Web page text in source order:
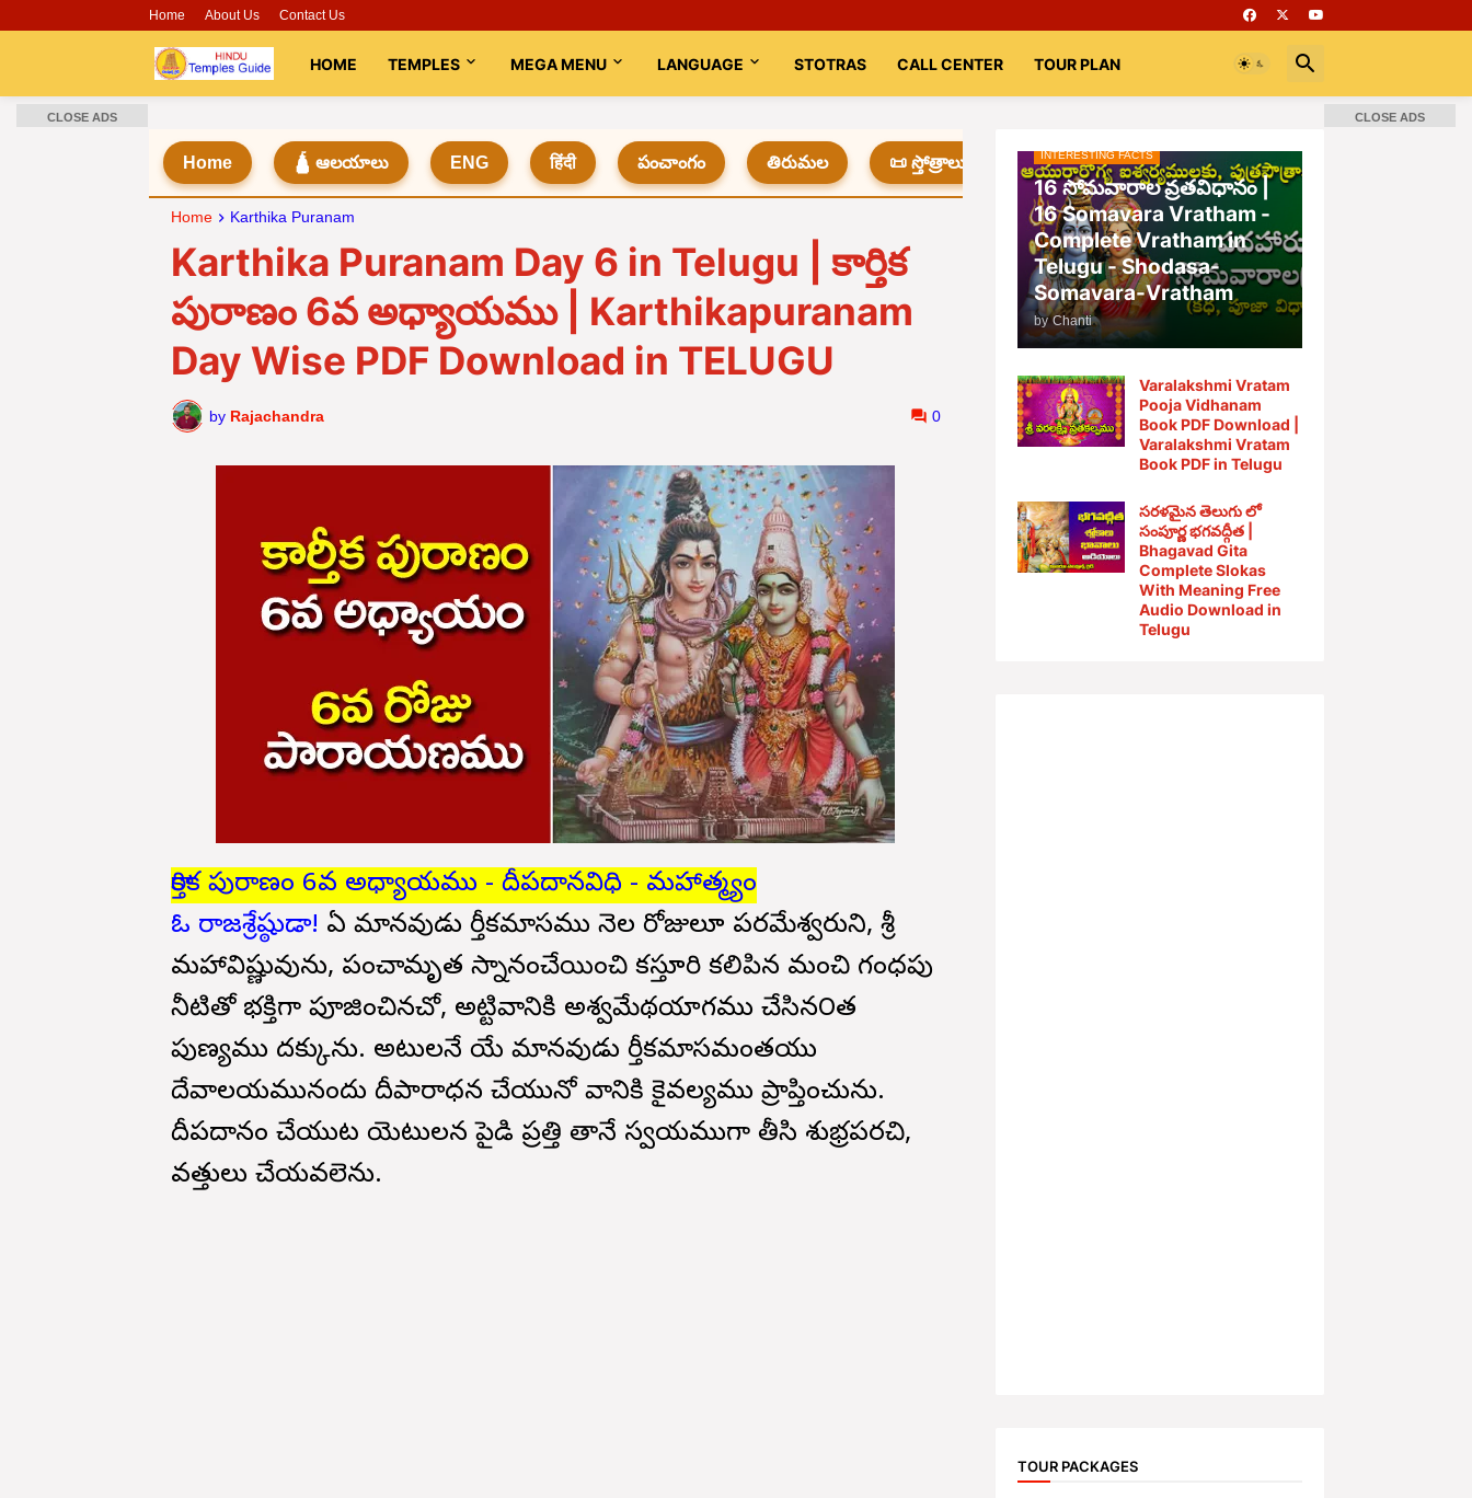
Home About Us Contact Us
HOME TEMPLES MEGA MENU LANGUAGE STOTRAS CALL CENTER TOUR PLAN
Home 🛕 ఆలయాలు ENG हिंदी పంచాంగం తిరుమల 📜 స్తోత్రాలు 📚 Books Rooms భగవద్గీత
Home Karthika Puranam
Karthika Puranam Day 6 in Telugu | కార్తిక
పురాణం 6వ అధ్యాయము | Karthikapuranam
Day Wise PDF Download in TELUGU
by Rajachandra 0
కార్తిక పురాణం 6వ అధ్యాయము - దీపదానవిధి - మహాత్మ్యం
ఓ రాజశ్రేష్ఠుడా! ఏ మానవుడు కార్తీకమాసము నెల రోజులూ పరమేశ్వరుని, శ్రీ
మహావిష్ణువును, పంచామృత స్నానంచేయించి కస్తూరి కలిపిన మంచి గంధపు
నీటితో భక్తిగా పూజించినచో, అట్టివానికి అశ్వమేథయాగము చేసిన౦త
పుణ్యము దక్కును. అటులనే యే మానవుడు కార్తీకమాసమంతయు
దేవాలయమునందు దీపారాధన చేయునో వానికి కైవల్యము ప్రాప్తించును.
దీపదానం చేయుట యెటులన పైడి ప్రత్తి తానే స్వయముగా తీసి శుభ్రపరచి,
వత్తులు చేయవలెను.
INTERESTING FACTS
16 సోమవారాల వ్రతవిధానం |
16 Somavara Vratham -
Complete Vratham in
Telugu - Shodasa-
Somavara-Vratham
by Chanti
Varalakshmi Vratam
Pooja Vidhanam
Book PDF Download |
Varalakshmi Vratam
Book PDF in Telugu
సరళమైన తెలుగు లో
సంపూర్ణ భగవద్గీత |
Bhagavad Gita
Complete Slokas
With Meaning Free
Audio Download in
Telugu
TOUR PACKAGES
CLOSE ADS CLOSE ADS